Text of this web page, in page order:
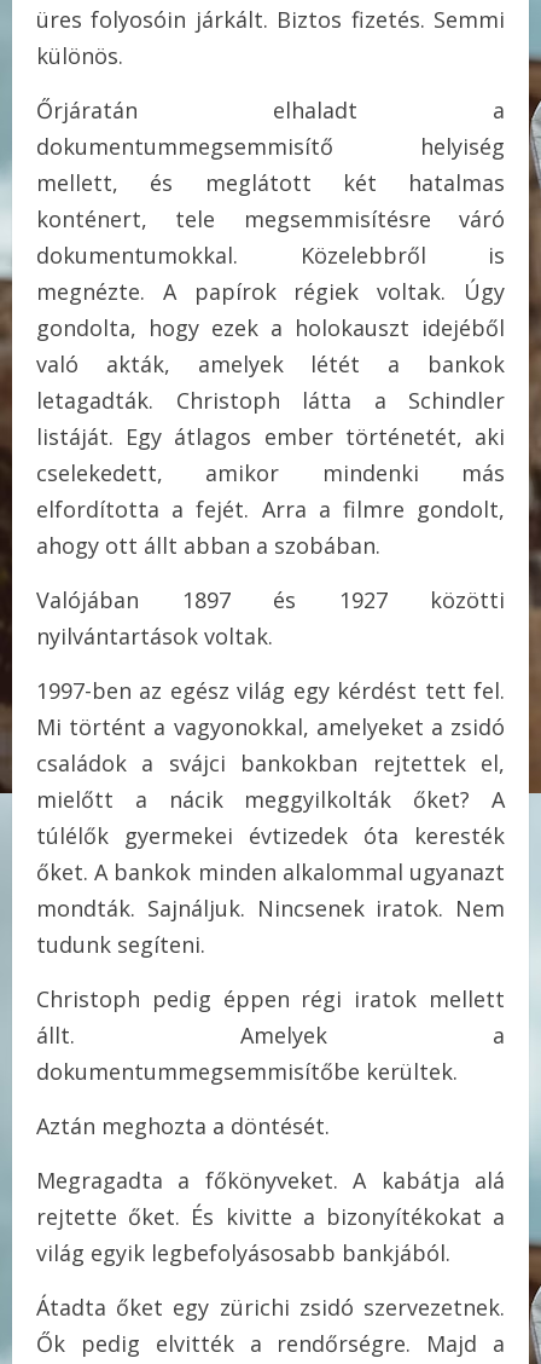
üres folyosóin járkált. Biztos fizetés. Semmi
különös.
Őrjáratán elhaladt a
dokumentummegsemmisítő helyiség
mellett, és meglátott két hatalmas
konténert, tele megsemmisítésre váró
dokumentumokkal. Közelebbről is
megnézte. A papírok régiek voltak. Úgy
gondolta, hogy ezek a holokauszt idejéből
való akták, amelyek létét a bankok
letagadták. Christoph látta a Schindler
listáját. Egy átlagos ember történetét, aki
cselekedett, amikor mindenki más
elfordította a fejét. Arra a filmre gondolt,
ahogy ott állt abban a szobában.
Valójában 1897 és 1927 közötti
nyilvántartások voltak.
1997-ben az egész világ egy kérdést tett fel.
Mi történt a vagyonokkal, amelyeket a zsidó
családok a svájci bankokban rejtettek el,
mielőtt a nácik meggyilkolták őket? A
túlélők gyermekei évtizedek óta keresték
őket. A bankok minden alkalommal ugyanazt
mondták. Sajnáljuk. Nincsenek iratok. Nem
tudunk segíteni.
Christoph pedig éppen régi iratok mellett
állt. Amelyek a
dokumentummegsemmisítőbe kerültek.
Aztán meghozta a döntését.
Megragadta a főkönyveket. A kabátja alá
rejtette őket. És kivitte a bizonyítékokat a
világ egyik legbefolyásosabb bankjából.
Átadta őket egy zürichi zsidó szervezetnek.
Ők pedig elvitték a rendőrségre. Majd a